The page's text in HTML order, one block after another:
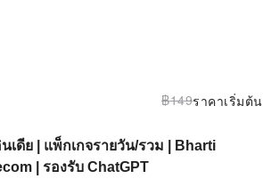
ราคาเริ่มต้น
฿149
เดีย | แพ็กเกจรายวัน/รวม | Bharti
| รองรับ ChatGPT